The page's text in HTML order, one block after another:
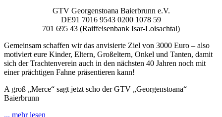
GTV Georgenstoana Baierbrunn e.V.
DE91 7016 9543 0200 1078 59
701 695 43 (Raiffeisenbank Isar-Loisachtal)
Gemeinsam schaffen wir das anvisierte Ziel von 3000 Euro – also
motiviert eure Kinder, Eltern, Großeltern, Onkel und Tanten, damit
sich der Trachtenverein auch in den nächsten 40 Jahren noch mit
einer prächtigen Fahne präsentieren kann!
A groß „Merce“ sagt jetzt scho der GTV „Georgenstoana“
Baierbrunn
... mehr lesen